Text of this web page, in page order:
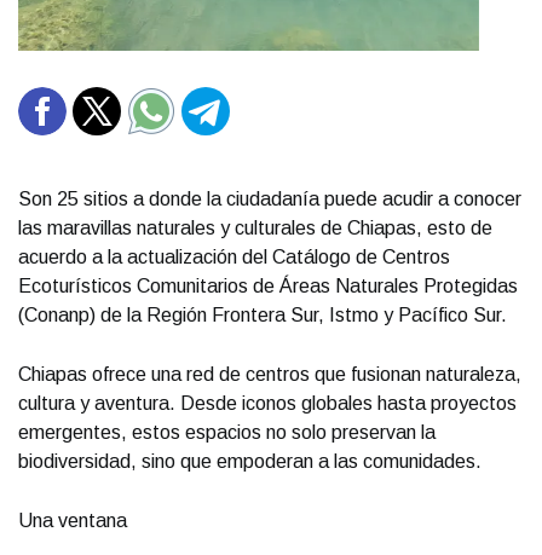
Son 25 sitios a donde la ciudadanía puede acudir a conocer
las maravillas naturales y culturales de Chiapas, esto de
acuerdo a la actualización del Catálogo de Centros
Ecoturísticos Comunitarios de Áreas Naturales Protegidas
(Conanp) de la Región Frontera Sur, Istmo y Pacífico Sur.
Chiapas ofrece una red de centros que fusionan naturaleza,
cultura y aventura. Desde iconos globales hasta proyectos
emergentes, estos espacios no solo preservan la
biodiversidad, sino que empoderan a las comunidades.
Una ventana